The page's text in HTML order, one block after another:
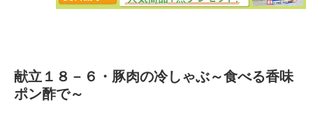
献立１８－６・豚肉の冷しゃぶ～食べる香味
ポン酢で～